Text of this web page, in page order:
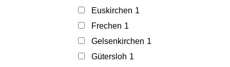
Euskirchen 1
Frechen 1
Gelsenkirchen 1
Gütersloh 1